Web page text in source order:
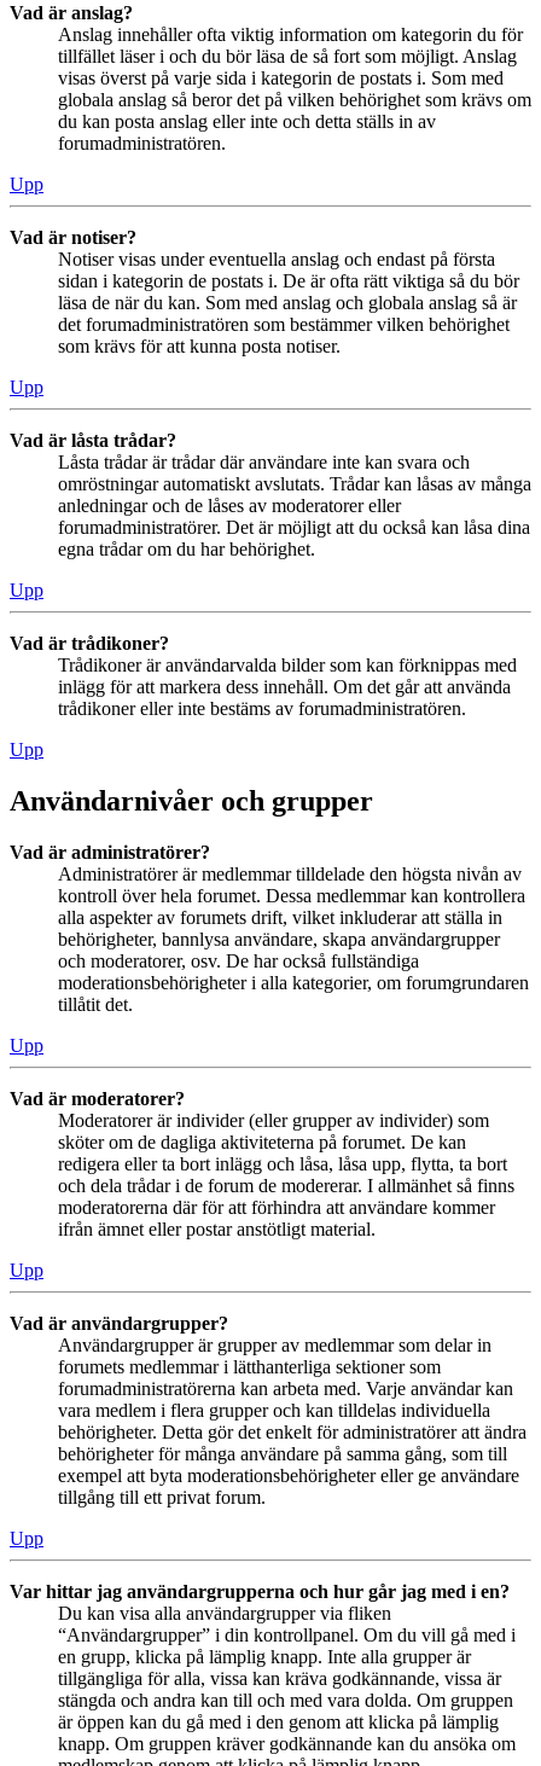
Vad är anslag?
Anslag innehåller ofta viktig information om kategorin du för
tillfället läser i och du bör läsa de så fort som möjligt. Anslag
visas överst på varje sida i kategorin de postats i. Som med
globala anslag så beror det på vilken behörighet som krävs om
du kan posta anslag eller inte och detta ställs in av
forumadministratören.
Upp
Vad är notiser?
Notiser visas under eventuella anslag och endast på första
sidan i kategorin de postats i. De är ofta rätt viktiga så du bör
läsa de när du kan. Som med anslag och globala anslag så är
det forumadministratören som bestämmer vilken behörighet
som krävs för att kunna posta notiser.
Upp
Vad är låsta trådar?
Låsta trådar är trådar där användare inte kan svara och
omröstningar automatiskt avslutats. Trådar kan låsas av många
anledningar och de låses av moderatorer eller
forumadministratörer. Det är möjligt att du också kan låsa dina
egna trådar om du har behörighet.
Upp
Vad är trådikoner?
Trådikoner är användarvalda bilder som kan förknippas med
inlägg för att markera dess innehåll. Om det går att använda
trådikoner eller inte bestäms av forumadministratören.
Upp
Användarnivåer och grupper
Vad är administratörer?
Administratörer är medlemmar tilldelade den högsta nivån av
kontroll över hela forumet. Dessa medlemmar kan kontrollera
alla aspekter av forumets drift, vilket inkluderar att ställa in
behörigheter, bannlysa användare, skapa användargrupper
och moderatorer, osv. De har också fullständiga
moderationsbehörigheter i alla kategorier, om forumgrundaren
tillåtit det.
Upp
Vad är moderatorer?
Moderatorer är individer (eller grupper av individer) som
sköter om de dagliga aktiviteterna på forumet. De kan
redigera eller ta bort inlägg och låsa, låsa upp, flytta, ta bort
och dela trådar i de forum de modererar. I allmänhet så finns
moderatorerna där för att förhindra att användare kommer
ifrån ämnet eller postar anstötligt material.
Upp
Vad är användargrupper?
Användargrupper är grupper av medlemmar som delar in
forumets medlemmar i lätthanterliga sektioner som
forumadministratörerna kan arbeta med. Varje användar kan
vara medlem i flera grupper och kan tilldelas individuella
behörigheter. Detta gör det enkelt för administratörer att ändra
behörigheter för många användare på samma gång, som till
exempel att byta moderationsbehörigheter eller ge användare
tillgång till ett privat forum.
Upp
Var hittar jag användargrupperna och hur går jag med i en?
Du kan visa alla användargrupper via fliken
“Användargrupper” i din kontrollpanel. Om du vill gå med i
en grupp, klicka på lämplig knapp. Inte alla grupper är
tillgängliga för alla, vissa kan kräva godkännande, vissa är
stängda och andra kan till och med vara dolda. Om gruppen
är öppen kan du gå med i den genom att klicka på lämplig
knapp. Om gruppen kräver godkännande kan du ansöka om